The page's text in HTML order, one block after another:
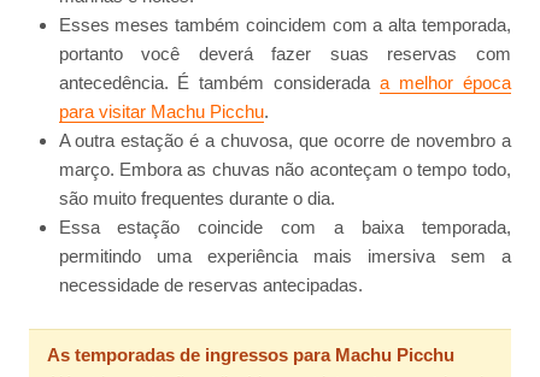
Esses meses também coincidem com a alta temporada,
portanto você deverá fazer suas reservas com
antecedência. É também considerada a melhor época
para visitar Machu Picchu.
A outra estação é a chuvosa, que ocorre de novembro a
março. Embora as chuvas não aconteçam o tempo todo,
são muito frequentes durante o dia.
Essa estação coincide com a baixa temporada,
permitindo uma experiência mais imersiva sem a
necessidade de reservas antecipadas.
As temporadas de ingressos para Machu Picchu